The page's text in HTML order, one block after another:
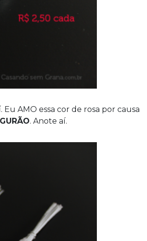
AMO essa cor de rosa por causa
. Anote aí.